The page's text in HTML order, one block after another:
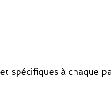
et spécifiques à chaque